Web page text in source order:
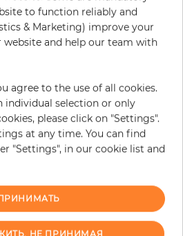
+
В КОРЗИНУ
ОБРАЗЕЦ
и техническими
техники, цвета и оттенки
to function reliably and
& Marketing) improve your
website and help our team with
agree to the use of all cookies.
individual selection or only
please click on "Settings".
at any time. You can find
"Settings", in our cookie list and
НЕ ПРИНИМАЯ